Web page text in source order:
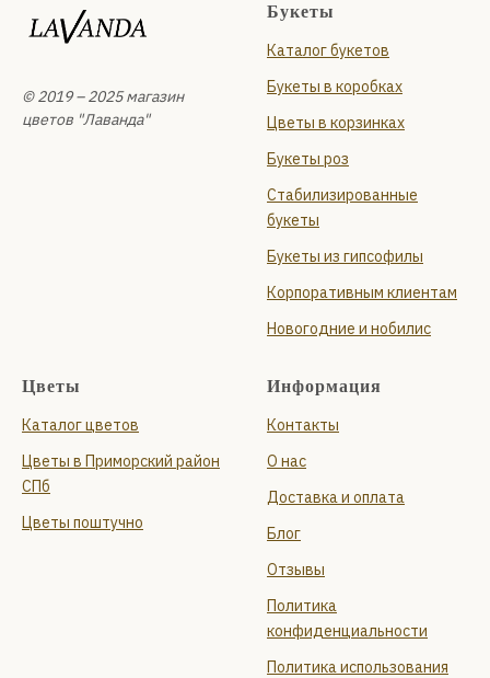
© 2019 – 2025 магазин
цветов "Лаванда"
Букеты
Каталог букетов
Букеты в коробках
Цветы в корзинках
Букеты роз
Стабилизированные
букеты
Букеты из гипсофилы
Корпоративным клиентам
Новогодние и нобилис
Цветы
Каталог цветов
Цветы в Приморский район
СПб
Цветы поштучно
Информация
Контакты
О нас
Доставка и оплата
Блог
Отзывы
Политика
конфиденциальности
Политика использования